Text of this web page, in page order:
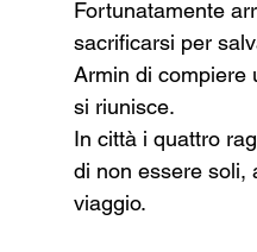
Fortunatamente
sacrificarsi per
Armin di compiere
si riunisce.
In città i quattro
di non essere soli,
viaggio.